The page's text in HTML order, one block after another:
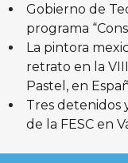
Gobierno de
programa
La pintora
retrato en la
Pastel, en
Tres detenidos
de la FESC en